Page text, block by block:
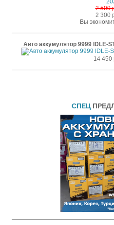
СПЕЦ
2 500
2 300
Вы
Авто аккумулятор 9999 IDLE-
14 450